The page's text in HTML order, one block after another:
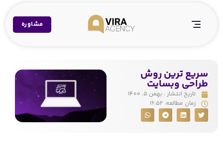
مشاوره
سریع ترین روش
طراحی وبسایت
تاریخ انتشار : بهمن ۵, ۱۴۰۰
زمان مطالعه: ۱۶:۵۲